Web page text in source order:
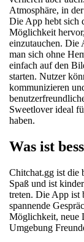
Atmosphäre, in
Die App hebt sich
Möglichkeit
einzutauchen. Die
man sich ohne
einfach auf den
starten. Nutzer
kommunizieren
Sweetlover ideal
haben.
Was ist
Chitchat.gg ist die
Spaß und ist
treten. Die App ist
spannende
Möglichkeit, neue
Umgebung